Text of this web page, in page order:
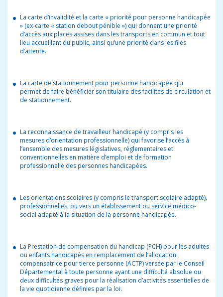
La carte d’invalidité et la carte « priorité pour personne handicapée
» (ex-carte « station debout pénible ») qui donnent une priorité
d’accès aux places assises dans les transports en commun et tout
lieu accueillant du public, ainsi qu’une priorité dans les files
d’attente.
La carte de stationnement pour personne handicapée qui
permet de faire bénéficier son titulaire des facilités de circulation et
de stationnement.
La reconnaissance de travailleur handicapé (y compris les
mesures d’orientation professionnelle) qui favorise l’accès à
l’ensemble des mesures législatives, réglementaires et
conventionnelles en matière d’emploi et de formation
professionnelle des personnes handicapées.
Les orientations scolaires (y compris le transport scolaire adapté),
professionnelles, ou vers un établissement ou service médico-
social adapté à la situation de la personne handicapée.
La Prestation de compensation du handicap (PCH) pour les adultes
ou enfants handicapés en remplacement de l’allocation
compensatrice pour tierce personne (ACTP) versée par le Conseil
Départemental à toute personne ayant une difficulté absolue ou
deux difficultés graves pour la réalisation d’activités essentielles de
la vie quotidienne définies par la loi.